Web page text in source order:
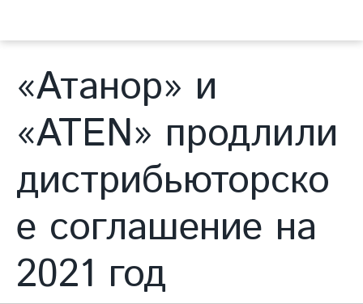
«Атанор» и
«ATEN» продлили
дистрибьюторско
е соглашение на
2021 год